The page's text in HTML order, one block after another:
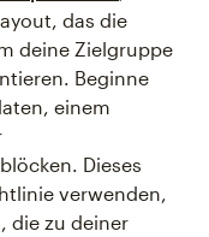
das die
deine Zielgruppe
Beginne
einem
Dieses
verwenden,
die zu deiner